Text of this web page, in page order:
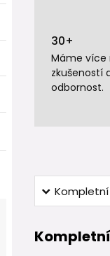
30+
Máme více
zkušeností
odbornost.